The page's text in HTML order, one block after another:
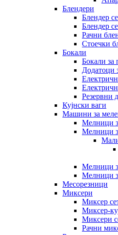
Блендери
Блендер
Блендер
Рачни
Стоечки
Бокали
Бокали за
Додатоци
Резервни
Кујнски ваги
Машини за
Мелници
Мелници
Мелници
Мелници
Месорезници
Миксери
Миксер
Миксер-
Миксери
Рачни